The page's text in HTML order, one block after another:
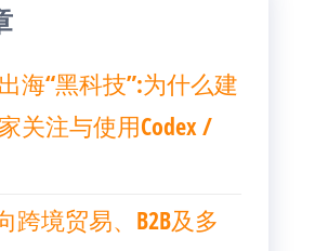
海“黑科技”:为什么建
关注与使用Codex /
跨境贸易、B2B及多